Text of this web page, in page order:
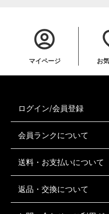
マイページ お
ログイン/会員登録
会員ランクについて
送料・お支払いについて
返品・交換について